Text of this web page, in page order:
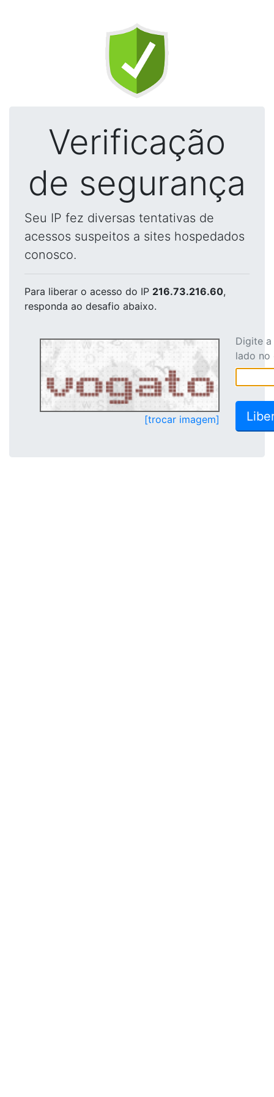
Verificação
de segurança
Seu IP fez diversas tentativas de
acessos suspeitos a sites hospedados
conosco.
Para liberar o acesso do IP 216.73.216.60,
responda ao desafio abaixo.
[trocar imagem]
Digite
lado no